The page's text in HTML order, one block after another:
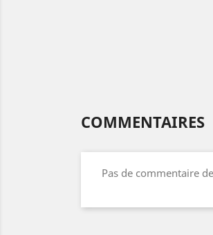
COMMENTAIRES
Pas de commentaire